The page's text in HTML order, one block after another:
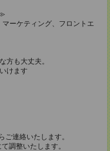
ーケティング、フロントエ
方も大丈夫。
けます
連絡いたします。
調整いたします。